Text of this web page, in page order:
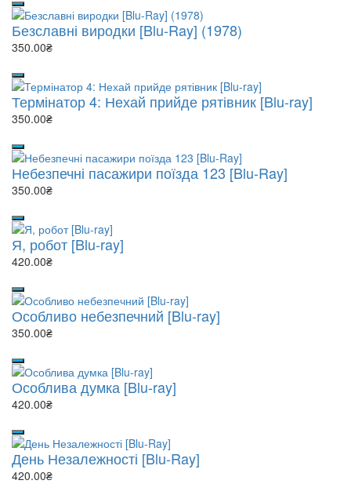
Безславні виродки [Blu-Ray] (1978)
350.00₴
Термінатор 4: Нехай прийде рятівник [Blu-ray]
350.00₴
Небезпечні пасажири поїзда 123 [Blu-Ray]
350.00₴
Я, робот [Blu-ray]
420.00₴
Особливо небезпечний [Blu-ray]
350.00₴
Особлива думка [Blu-ray]
420.00₴
День Незалежності [Blu-Ray]
420.00₴